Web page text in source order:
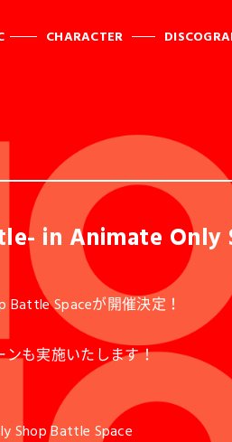
CHARACTER
in Animate Only
Battle Spaceが開催決定！
ンも実施いたします！
Shop Battle Space